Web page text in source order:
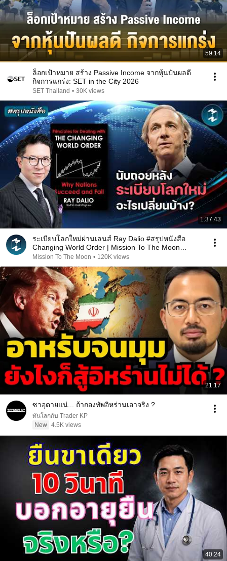
59:14
ล็อกเป้าหมาย สร้าง Passive Income จากหุ้นปันผลดี
กิจการแกร่ง: SET in the City 2026
SET Thailand • 30K views
1:37:43
ระเบียบโลกใหม่ผ่านเลนส์ Ray Dalio #สรุปหนังสือ
Changing World Order | Mission To The Moon
EP.2712
Mission To The Moon • 120K views
21:17
ซาอุตายแน่... ถ้ากองทัพอิหร่านเอาจริง ?
ทันโลกกับ Trader KP
New 4.5K views
40:24